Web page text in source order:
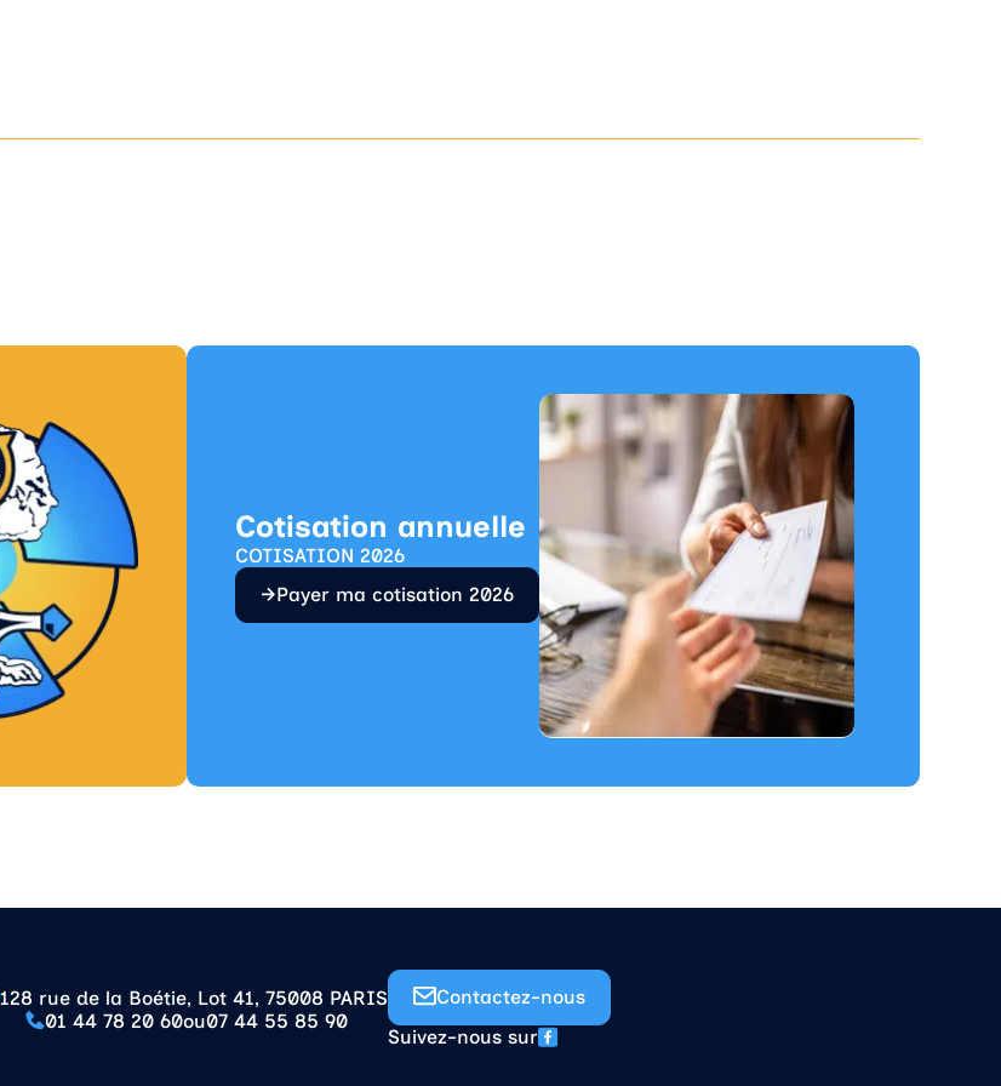
Cotisation annuelle
COTISATION 2026
Payer ma cotisation 2026
128 rue de la Boétie, Lot 41, 75008 PARIS
01 44 78 20 60ou07 44 55 85 90
Contactez-nous
Suivez-nous sur